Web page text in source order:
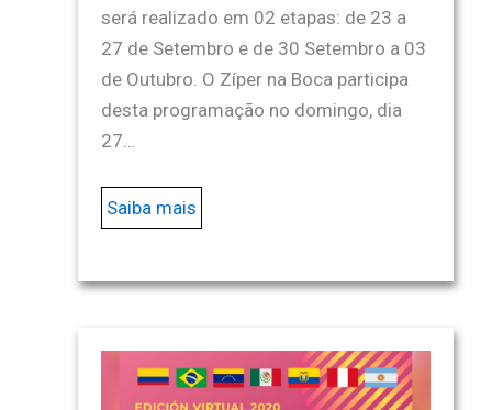
será realizado em 02 etapas: de 23 a
27 de Setembro e de 30 Setembro a 03
de Outubro. O Zíper na Boca participa
desta programação no domingo, dia
27…
Saiba mais